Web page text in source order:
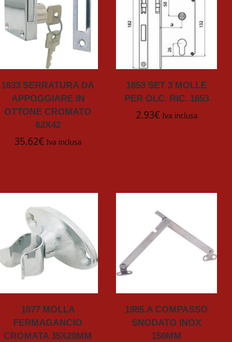
1633 SERRATURA DA
APPOGGIARE IN
OTTONE CROMATO
62X42
35.62€ Iva inclusa
1653 SET 3 MOLLE
PER OLC. RIC. 1653
2.93€ Iva inclusa
1877 MOLLA
FERMAGANCIO
CROMATA 35X20MM
1985.A COMPASSO
SNODATO INOX
150MM